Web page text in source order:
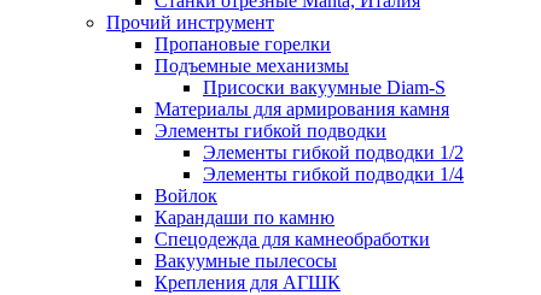
Прочий инструмент
Пропановые горелки
Подъeмные механизмы
Присоски вакуумные Diam-S
Материалы для армирования камня
Элементы гибкой подводки
Элементы гибкой подводки 1/2
Элементы гибкой подводки 1/4
Войлок
Карандаши по камню
Спецодежда для камнеобработки
Вакуумные пылесосы
Крепления для АГШК